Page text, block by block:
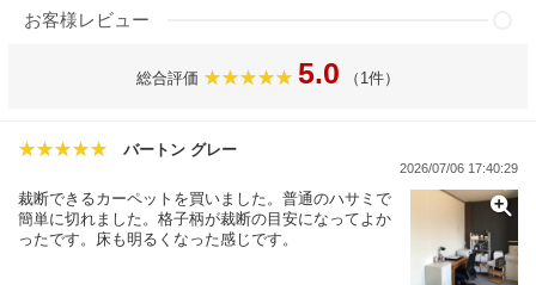
お客様レビュー
総合評価 5.0 （1件）
バートン グレー
2026/07/06 17:40:29
裁断できるカーペットを買いました。普通のハサミで
簡単に切れました。格子柄が裁断の目安になってよか
ったです。床も明るくなった感じです。